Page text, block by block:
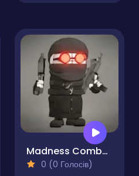
Madness Combat Fangame
0 (0 Голосів)